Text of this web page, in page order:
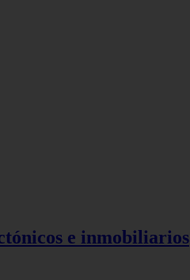
e inmobiliarios